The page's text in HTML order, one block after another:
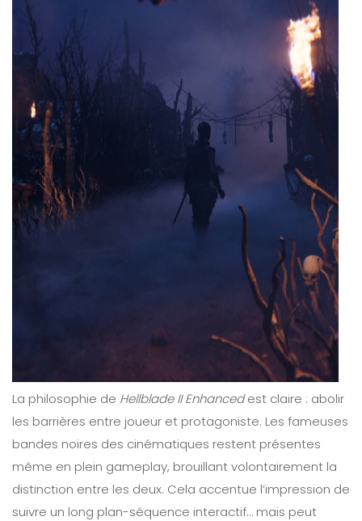
La philosophie de Hellblade II Enhancedest claire : abolir
les barrières entre joueur et protagoniste. Les fameuses
bandes noires des cinématiques restent présentes
même en plein gameplay, brouillant volontairement la
distinction entre les deux. Cela accentue l’impression de
suivre un long plan-séquence interactif… mais peut